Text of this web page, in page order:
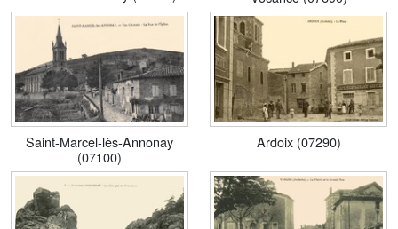
Saint-Marcel-lès-Annonay
(07100)
Ardoix (07290)